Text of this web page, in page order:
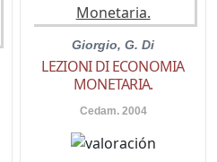
Giorgio, G. Di
LEZIONI DI ECONOMIA
MONETARIA.
Cedam. 2004